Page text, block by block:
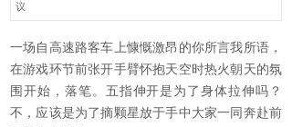
议
一场自高速路客车上慷慨激昂的你所言我所语，
在游戏环节前张开手臂怀抱天空时热火朝天的氛
围开始，落笔。五指伸开是为了身体拉伸吗？
不，应该是为了摘颗星放于手中大家一同奔赴前